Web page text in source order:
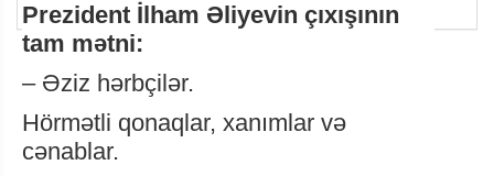
Prezident İlham Əliyevin çıxışının
tam mətni:
– Əziz hərbçilər.
Hörmətli qonaqlar, xanımlar və
cənablar.